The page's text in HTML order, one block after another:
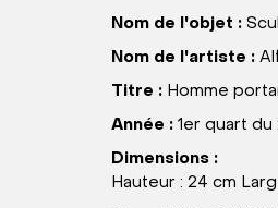
Nom de l'objet :
Nom de l'artiste :
Titre : Homme
Année : 1er quart
Dimensions :
Hauteur : 24 cm